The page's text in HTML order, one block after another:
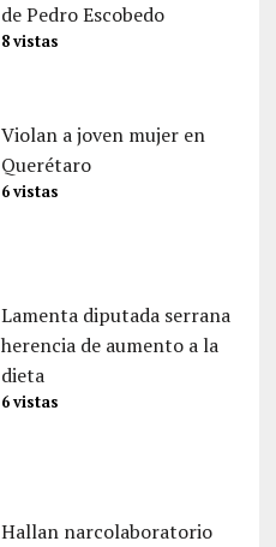
de Pedro Escobedo
8 vistas
Violan a joven mujer en
Querétaro
6 vistas
Lamenta diputada serrana
herencia de aumento a la
dieta
6 vistas
Hallan narcolaboratorio